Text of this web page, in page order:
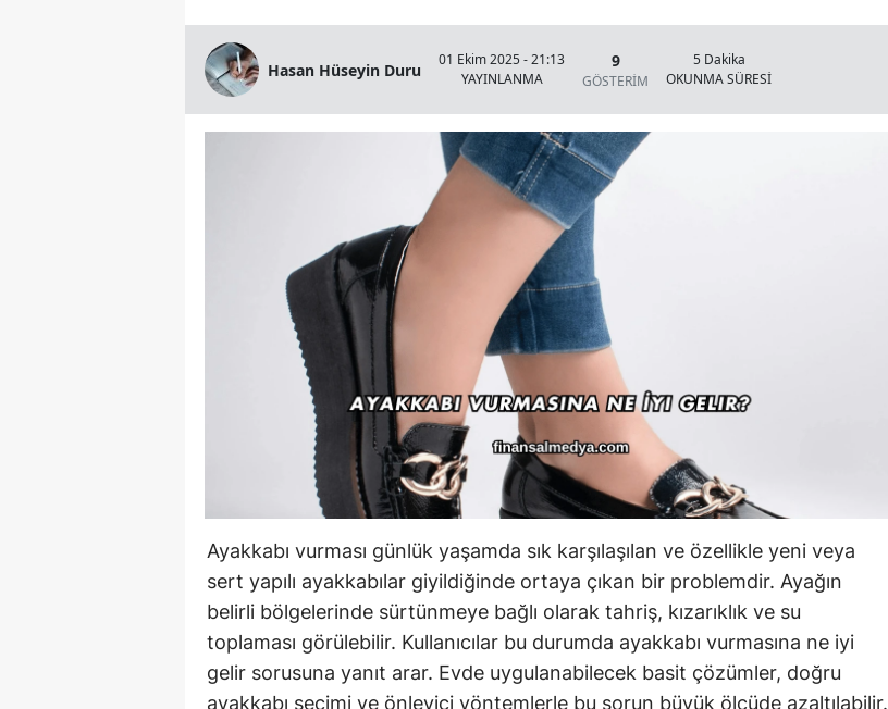
Hasan Hüseyin Duru
01 Ekim 2025 - 21:13
YAYINLANMA
9
GÖSTERİM
5 Dakika
OKUNMA SÜRESİ
Ayakkabı vurması günlük yaşamda sık karşılaşılan ve özellikle yeni veya
sert yapılı ayakkabılar giyildiğinde ortaya çıkan bir problemdir. Ayağın
belirli bölgelerinde sürtünmeye bağlı olarak tahriş, kızarıklık ve su
toplaması görülebilir. Kullanıcılar bu durumda ayakkabı vurmasına ne iyi
gelir sorusuna yanıt arar. Evde uygulanabilecek basit çözümler, doğru
ayakkabı seçimi ve önleyici yöntemlerle bu sorun büyük ölçüde azaltılabilir.